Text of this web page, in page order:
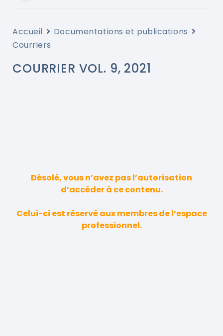
Accueil
Documentations et publications
Courriers
COURRIER VOL. 9, 2021
Désolé, vous n’avez pas l’autorisation
d’accéder à ce contenu.
Celui-ci est réservé aux membres de l’espace
professionnel.